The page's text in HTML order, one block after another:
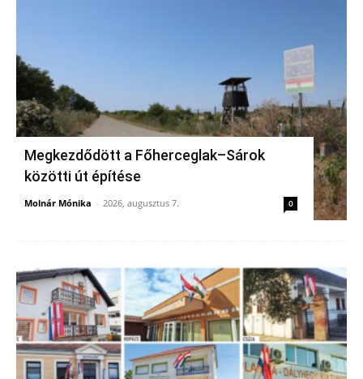
Megkezdődött a Főherceglak–Sárok
közötti út építése
Molnár Mónika - 2026, augusztus 7. 0